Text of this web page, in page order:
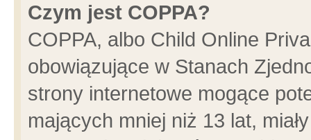
Czym jest COPPA?
COPPA, albo Child Online
obowiązujące w Stanach
strony internetowe mogące
mających mniej niż 13 lat,